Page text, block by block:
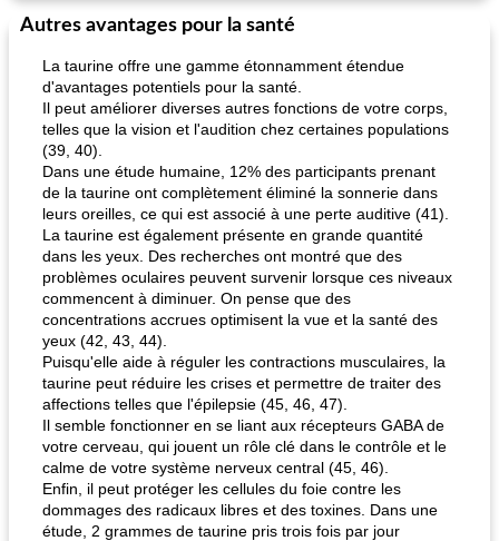
Autres avantages pour la santé
La taurine offre une gamme étonnamment étendue
d'avantages potentiels pour la santé.
Il peut améliorer diverses autres fonctions de votre corps,
telles que la vision et l'audition chez certaines populations
(39, 40).
Dans une étude humaine, 12% des participants prenant
de la taurine ont complètement éliminé la sonnerie dans
leurs oreilles, ce qui est associé à une perte auditive (41).
La taurine est également présente en grande quantité
dans les yeux. Des recherches ont montré que des
problèmes oculaires peuvent survenir lorsque ces niveaux
commencent à diminuer. On pense que des
concentrations accrues optimisent la vue et la santé des
yeux (42, 43, 44).
Puisqu'elle aide à réguler les contractions musculaires, la
taurine peut réduire les crises et permettre de traiter des
affections telles que l'épilepsie (45, 46, 47).
Il semble fonctionner en se liant aux récepteurs GABA de
votre cerveau, qui jouent un rôle clé dans le contrôle et le
calme de votre système nerveux central (45, 46).
Enfin, il peut protéger les cellules du foie contre les
dommages des radicaux libres et des toxines. Dans une
étude, 2 grammes de taurine pris trois fois par jour